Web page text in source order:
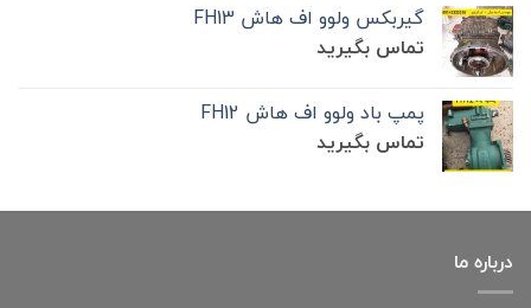
گیربکس ولوو اف هاش FH13
تماس بگیرید
پمپ باد ولوو اف هاش FH12
تماس بگیرید
درباره ما